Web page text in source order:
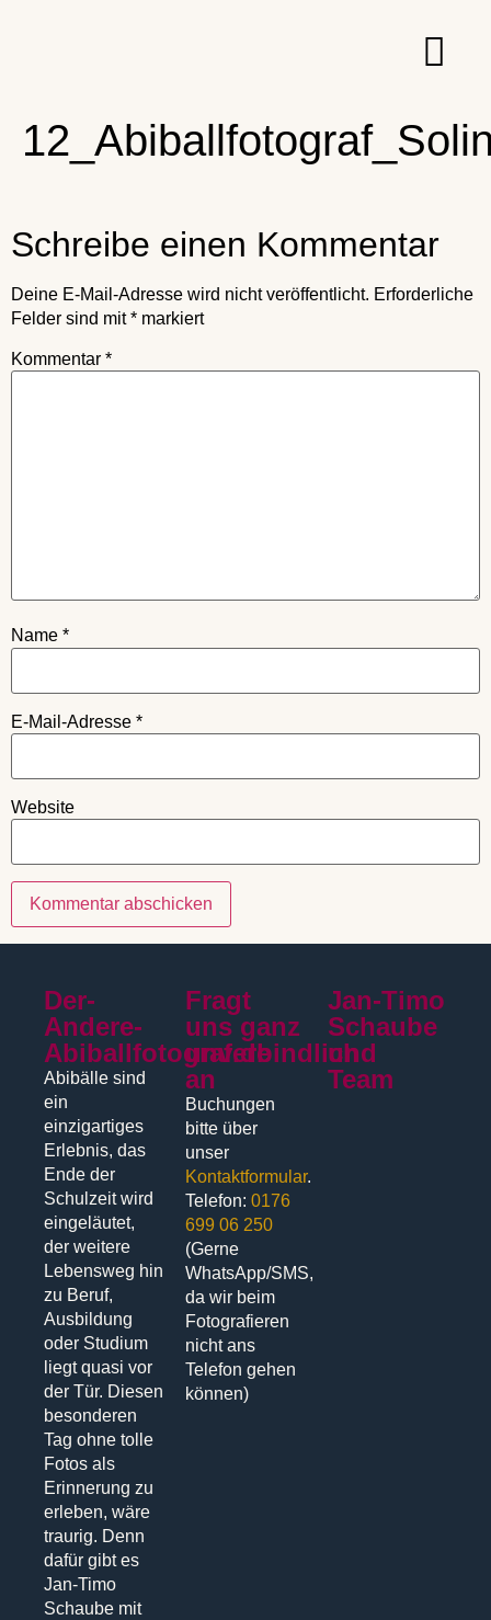
Schreibe einen Kommentar
Deine E-Mail-Adresse wird nicht veröffentlicht. Erforderliche
Felder sind mit* markiert
Kommentar *
Name *
E-Mail-Adresse *
Website
Der-
Andere-
Abiballfotograf.de
Abibälle sind
ein
einzigartiges
Erlebnis, das
Ende der
Schulzeit wird
eingeläutet,
der weitere
Lebensweg hin
zu Beruf,
Ausbildung
oder Studium
liegt quasi vor
der Tür. Diesen
besonderen
Tag ohne tolle
Fotos als
Erinnerung zu
erleben, wäre
traurig. Denn
dafür gibt es
Jan-Timo
Schaube mit
Fragt
uns ganz
unverbindlich
an
Buchungen
bitte über
unser
Kontaktformular.
Telefon:0176
699 06 250
(Gerne
WhatsApp/SMS,
da wir beim
Fotografieren
nicht ans
Telefon gehen
können)
Jan-Timo
Schaube
und
Team